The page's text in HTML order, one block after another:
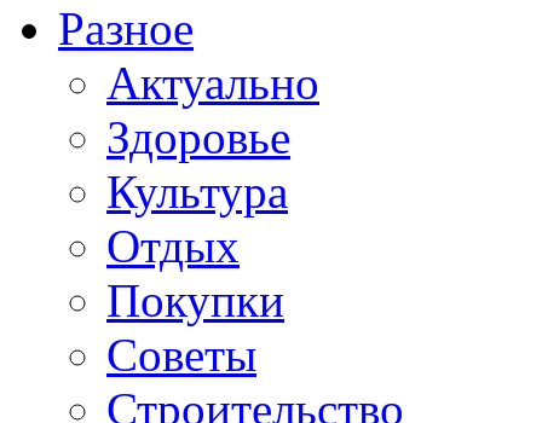
Разное
Актуально
Здоровье
Культура
Отдых
Покупки
Советы
Строительство